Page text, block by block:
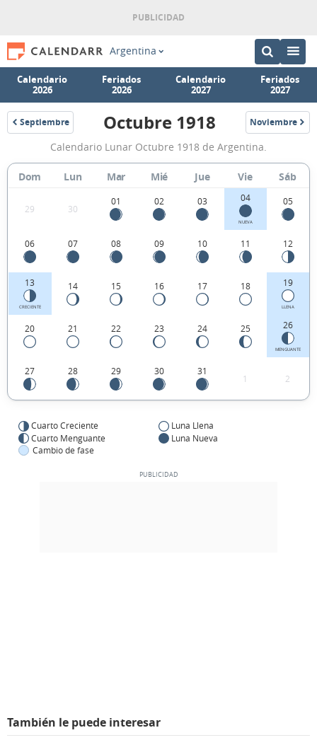
Argentina
Calendario
2026
Feriados
2026
Calendario
2027
Feriados
2027
Septiembre
1918
Calendario
Lunar
Octubre
1918
de
Argentina.
Octubre 1918 Noviembre
1918
Calendario Lunar Octubre 1918 de Argentina.
Dom Lun Mar Mié Jue Vie Sáb
29 30
01 02 03 04
NUEVA
05
06 07 08 09 10 11 12
13
CRECIENTE
14 15 16 17 18 19
LLENA
20 21 22 23 24 25 26
MENGUANTE
27 28 29 30 31
1 2
Cuarto Creciente
Luna Llena
Cuarto Menguante
Luna Nueva
Cambio de fase
También le puede interesar